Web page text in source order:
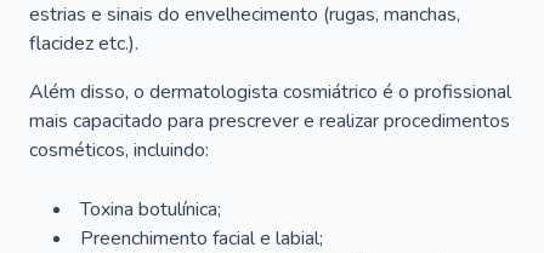
estrias e sinais do envelhecimento (rugas, manchas,
flacidez etc.).
Além disso, o dermatologista cosmiátrico é o profissional
mais capacitado para prescrever e realizar procedimentos
cosméticos, incluindo:
Toxina botulínica;
Preenchimento facial e labial;